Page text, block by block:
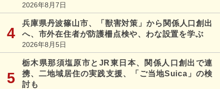
2026年8月7日
兵庫県丹波篠山市、「獣害対策」から関係人口創出
へ、市外在住者が防護柵点検や、わな設置を学ぶ
2026年8月5日
栃木県那須塩原市とJR東日本、関係人口創出で連
携、二地域居住の実践支援、「ご当地Suica」の検
討も